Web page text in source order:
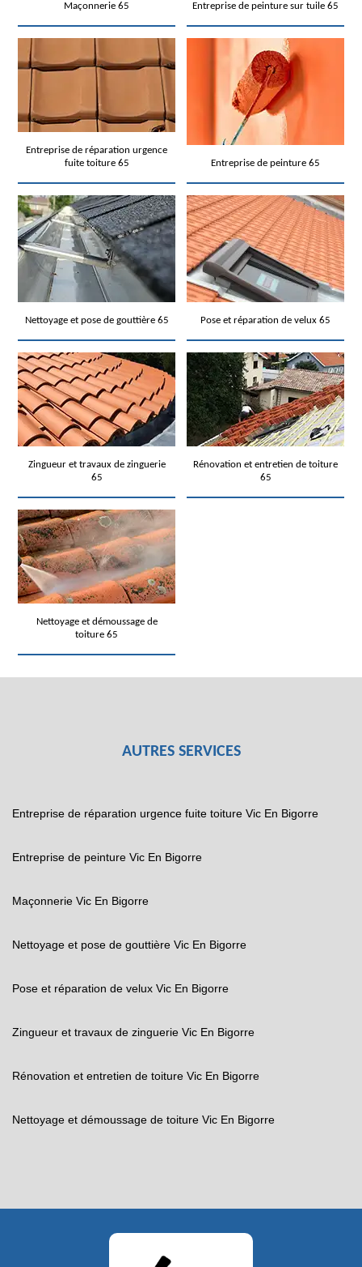
Maçonnerie 65 Entreprise de peinture sur tuile 65
Entreprise de réparation urgence
fuite toiture 65
Entreprise de peinture 65
Nettoyage et pose de gouttière 65 Pose et réparation de velux 65
Zingueur et travaux de zinguerie
65
Rénovation et entretien de toiture
65
Nettoyage et démoussage de
toiture 65
AUTRES SERVICES
Entreprise de réparation urgence fuite toiture Vic En Bigorre
Entreprise de peinture Vic En Bigorre
Maçonnerie Vic En Bigorre
Nettoyage et pose de gouttière Vic En Bigorre
Pose et réparation de velux Vic En Bigorre
Zingueur et travaux de zinguerie Vic En Bigorre
Rénovation et entretien de toiture Vic En Bigorre
Nettoyage et démoussage de toiture Vic En Bigorre